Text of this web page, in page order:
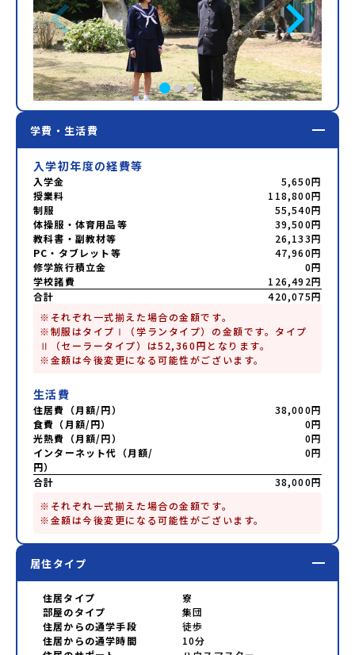
学費・生活費
入学初年度の経費等
入学金
5,650円
授業料
118,800円
制服
55,540円
体操服・体育用品等
39,500円
教科書・副教材等
26,133円
PC・タブレット等
47,960円
修学旅行積立金
0円
学校諸費
126,492円
合計
420,075円
※それぞれ一式揃えた場合の金額です。
※制服はタイプⅠ（学ランタイプ）の金額です。タイプ
Ⅱ（セーラータイプ）は52,360円となります。
※金額は今後変更になる可能性がございます。
生活費
住居費（月額/円）
38,000円
食費（月額/円）
0円
光熱費（月額/円）
0円
インターネット代（月額/
円）
0円
合計
38,000円
※それぞれ一式揃えた場合の金額です。
※金額は今後変更になる可能性がございます。
居住タイプ
住居タイプ
寮
部屋のタイプ
集団
住居からの通学手段
徒歩
住居からの通学時間
10分